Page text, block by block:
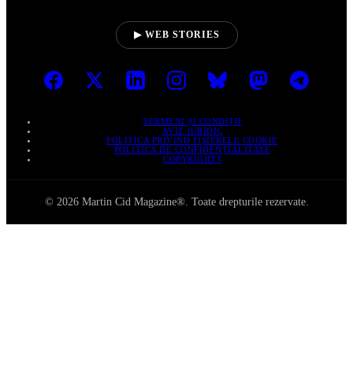
▶ WEB STORIES
TERMENI ȘI CONDIȚII
AVIZ JURIDIC
POLITICA PRIVIND FIȘIERELE COOKIE
POLITICA DE CONFIDENȚIALITATE
COPYRIGHTS
© 2026 Martin Cid Magazine®. Toate drepturile rezervate.